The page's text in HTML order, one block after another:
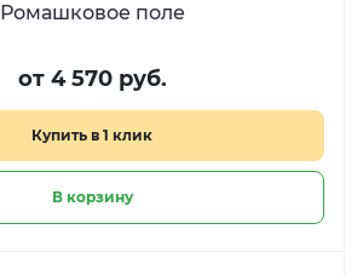
Ромашковое поле
от 4 570 руб.
Купить в 1 клик
В корзину